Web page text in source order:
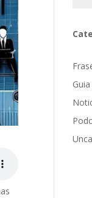
Guia